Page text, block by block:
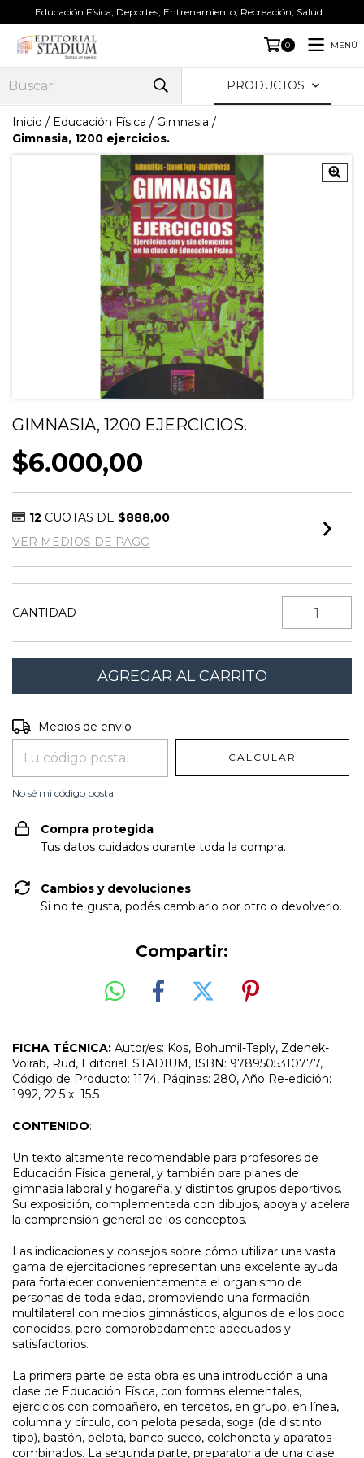
Educación Física, Deportes, Entrenamiento, Recreación, Salud...
0 MENÚ
PRODUCTOS
Inicio / Educación Física / Gimnasia /
Gimnasia, 1200 ejercicios.
GIMNASIA, 1200 EJERCICIOS.
$6.000,00
12 CUOTAS DE $888,00
VER MEDIOS DE PAGO
CANTIDAD
Entregas para el CP:
Medios de envío
CALCULAR
No sé mi código postal
Compra protegida
Tus datos cuidados durante toda la compra.
Cambios y devoluciones
Si no te gusta, podés cambiarlo por otro o devolverlo.
Compartir:
FICHA TÉCNICA: Autor/es: Kos, Bohumil-Teply, Zdenek-
Volrab, Rud, Editorial: STADIUM, ISBN: 9789505310777,
Código de Producto: 1174, Páginas: 280, Año Re-edición:
1992, 22.5 x 15.5
CONTENIDO:
Un texto altamente recomendable para profesores de
Educación Física general, y también para planes de
gimnasia laboral y hogareña, y distintos grupos deportivos.
Su exposición, complementada con dibujos, apoya y acelera
la comprensión general de los conceptos.
Las indicaciones y consejos sobre cómo utilizar una vasta
gama de ejercitaciones representan una excelente ayuda
para fortalecer convenientemente el organismo de
personas de toda edad, promoviendo una formación
multilateral con medios gimnásticos, algunos de ellos poco
conocidos, pero comprobadamente adecuados y
satisfactorios.
La primera parte de esta obra es una introducción a una
clase de Educación Física, con formas elementales,
ejercicios con compañero, en tercetos, en grupo, en línea,
columna y círculo, con pelota pesada, soga (de distinto
tipo), bastón, pelota, banco sueco, colchoneta y aparatos
combinados. La segunda parte, preparatoria de una clase